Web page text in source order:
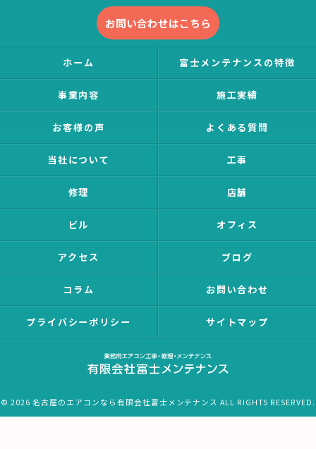
お問い合わせはこちら
ホーム 富士メンテナンスの特徴
事業内容 施工実績
お客様の声 よくある質問
当社について 工事
修理 店舗
ビル オフィス
アクセス ブログ
コラム お問い合わせ
プライバシーポリシー サイトマップ
© 2026 名古屋のエアコンなら有限会社富士メンテナンス ALL RIGHTS RESERVED.